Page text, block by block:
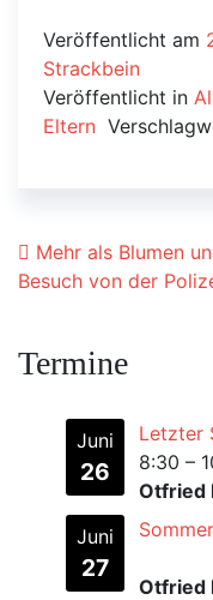
Veröffentlicht am
Strackbein
Veröffentlicht in
Eltern
Beitrags-
Mehr als Blumen
Besuch von der
Termine
Juni
26
Letzter
8:30 –
Otfried
Juni
27
Otfried